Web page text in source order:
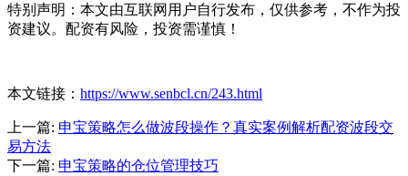
特别声明：本文由互联网用户自行发布，仅供参考，不作为投
资建议。配资有风险，投资需谨慎！
本文链接： https://www.senbcl.cn/243.html
上一篇: 申宝策略怎么做波段操作？真实案例解析配资波段交
易方法
下一篇: 申宝策略的仓位管理技巧